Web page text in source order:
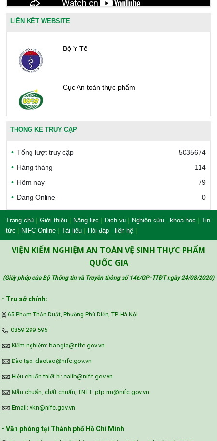
LIÊN KẾT WEBSITE
Bộ Y Tế
Cục An toàn thực phẩm
Văn phòng công nhận chất lượng
Công đoàn Y tế Việt Nam
Safe Food for Growth Project (SAFEGRO)
Vietnam Center for Food Safety Risk
THỐNG KÊ TRUY CẬP
Tổng lượt truy cập
5035674
Hàng tháng
114
Hôm nay
79
Đang Online
0
Trang chủ | Giới thiệu | Năng lực | Dịch vụ | Nghiên cứu - khoa học | Tin
tức | NIFC Online | Tài liệu | Hỏi đáp - liên hệ |
VIỆN KIỂM NGHIỆM AN TOÀN VỆ SINH THỰC PHẨM
QUỐC GIA
(Giấy phép của Bộ Thông tin và Truyền thông số 146/GP-TTĐT ngày 24/08/2020)
• Trụ sở chính:
65 Phạm Thận Duật, Phường Phú Diễn, TP. Hà Nội
‪0859 299 595‬
Kiểm nghiệm: baogia@nifc.gov.vn
Đào tạo: daotao@nifc.gov.vn
Hiệu chuẩn thiết bị: calib@nifc.gov.vn
Mẫu chuẩn, chất chuẩn, TNTT: ptp.rm@nifc.gov.vn
Email: vkn@nifc.gov.vn
• Văn phòng tại Thành phố Hồ Chí Minh